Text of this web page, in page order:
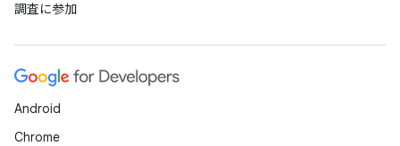
調査に参加
Android
Chrome